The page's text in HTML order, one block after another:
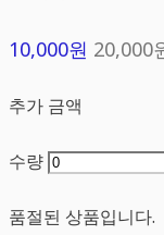
10,000원 20,000
추가 금액
수량
품절된 상품입니다.